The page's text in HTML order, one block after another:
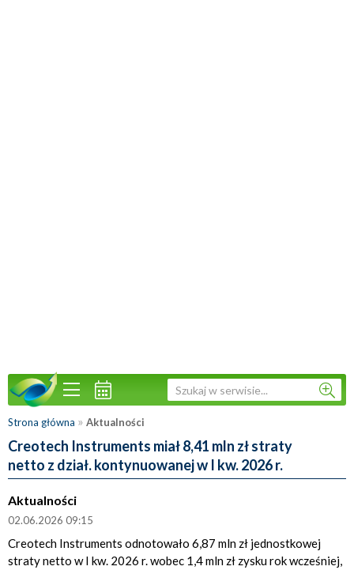
Strona główna » Aktualności
Creotech Instruments miał 8,41 mln zł straty
netto z dział. kontynuowanej w I kw. 2026 r.
Aktualności
02.06.2026 09:15
Creotech Instruments odnotowało 6,87 mln zł jednostkowej
straty netto w I kw. 2026 r. wobec 1,4 mln zł zysku rok wcześniej,